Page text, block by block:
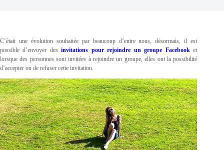
C’était une évolution souhaitée par beaucoup d’entre nous, désormais, il est
possible d’envoyer desinvitations pour rejoindre un groupe Facebooket
lorsque des personnes sont invitées à rejoindre un groupe, elles ont la possibilité
d’accepter ou de refuser cette invitation.